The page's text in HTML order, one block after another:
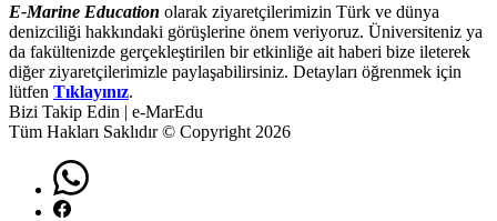
E-Marine Education olarak ziyaretçilerimizin Türk ve dünya
denizciliği hakkındaki görüşlerine önem veriyoruz. Üniversiteniz ya
da fakültenizde gerçekleştirilen bir etkinliğe ait haberi bize ileterek
diğer ziyaretçilerimizle paylaşabilirsiniz. Detayları öğrenmek için
lütfen Tıklayınız.
Bizi Takip Edin | e-MarEdu
Tüm Hakları Saklıdır © Copyright 2026